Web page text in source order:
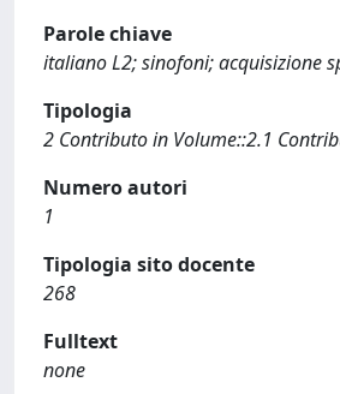
Parole chiave
italiano L2; sinofoni; acquisizione
Tipologia
2 Contributo in Volume::2.1
Numero autori
1
Tipologia sito docente
268
Fulltext
none